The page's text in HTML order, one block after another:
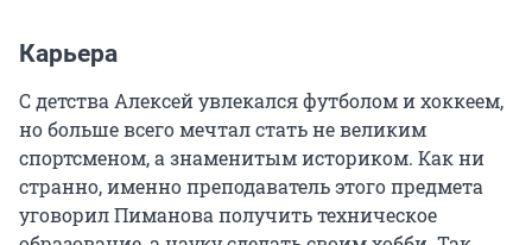
Карьера
С детства Алексей увлекался футболом и хоккеем,
но больше всего мечтал стать не великим
спортсменом, а знаменитым историком. Как ни
странно, именно преподаватель этого предмета
уговорил Пиманова получить техническое